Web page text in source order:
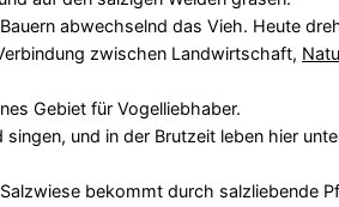
abwechselnd das Vieh. Heute
zwischen Landwirtschaft,
Gebiet für Vogelliebhaber.
und in der Brutzeit leben hier
bekommt durch salzliebende